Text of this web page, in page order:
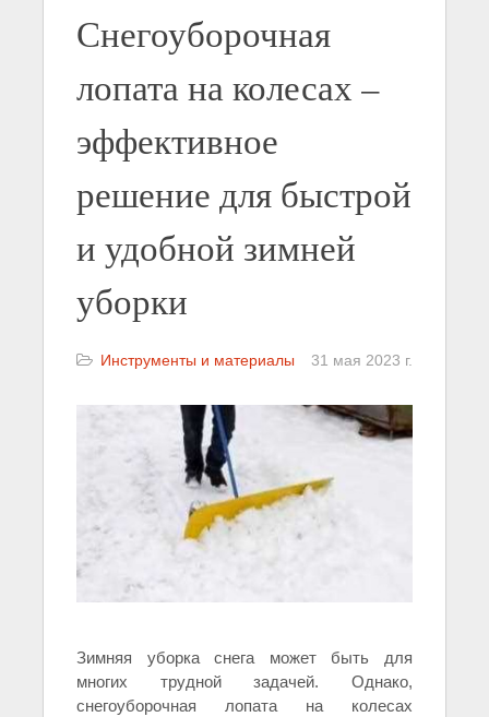
Снегоуборочная
лопата на колесах –
эффективное
решение для быстрой
и удобной зимней
уборки
Инструменты и материалы 31 мая 2023 г.
Зимняя уборка снега может быть для
многих трудной задачей. Однако,
снегоуборочная лопата на колесах